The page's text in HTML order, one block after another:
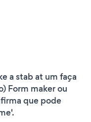
a stab at um faça
Form maker ou
que pode